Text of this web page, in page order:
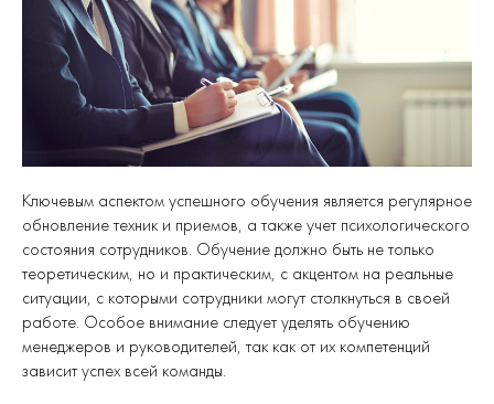
Ключевым аспектом успешного обучения является регулярное
обновление техник и приемов, а также учет психологического
состояния сотрудников. Обучение должно быть не только
теоретическим, но и практическим, с акцентом на реальные
ситуации, с которыми сотрудники могут столкнуться в своей
работе. Особое внимание следует уделять обучению
менеджеров и руководителей, так как от их компетенций
зависит успех всей команды.